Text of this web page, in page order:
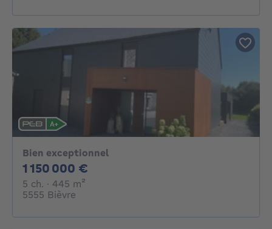
Bien exceptionnel
1 150 000 €
5 ch. 5 chambres
· 445 m²
5555 Bièvre